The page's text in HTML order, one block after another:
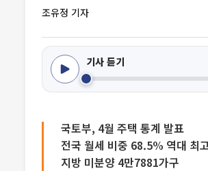
조유정 기자
기사 듣기
국토부, 4월 주택 통계 발표
전국 월세 비중 68.5% 역대 최
지방 미분양 4만7881가구